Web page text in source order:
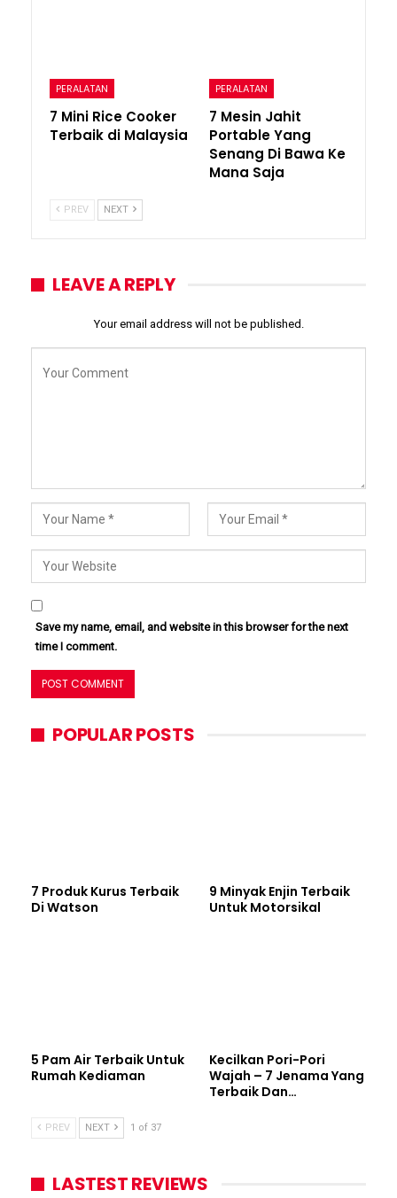
PERALATAN
7 Mini Rice Cooker
Terbaik di Malaysia
PERALATAN
7 Mesin Jahit
Portable Yang
Senang Di Bawa Ke
Mana Saja
PREV NEXT
LEAVE A REPLY
Your email address will not be published.
Save my name, email, and website in this browser for the next
time I comment.
POPULAR POSTS
7 Produk Kurus Terbaik
Di Watson
9 Minyak Enjin Terbaik
Untuk Motorsikal
5 Pam Air Terbaik Untuk
Rumah Kediaman
Kecilkan Pori-Pori
Wajah – 7 Jenama Yang
Terbaik Dan…
PREV NEXT 1 of 37
LASTEST REVIEWS